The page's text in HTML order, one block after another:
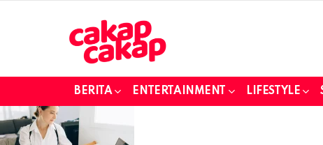
BERITA ENTERTAINMENT LIFESTYLE
LATEST
STORIES